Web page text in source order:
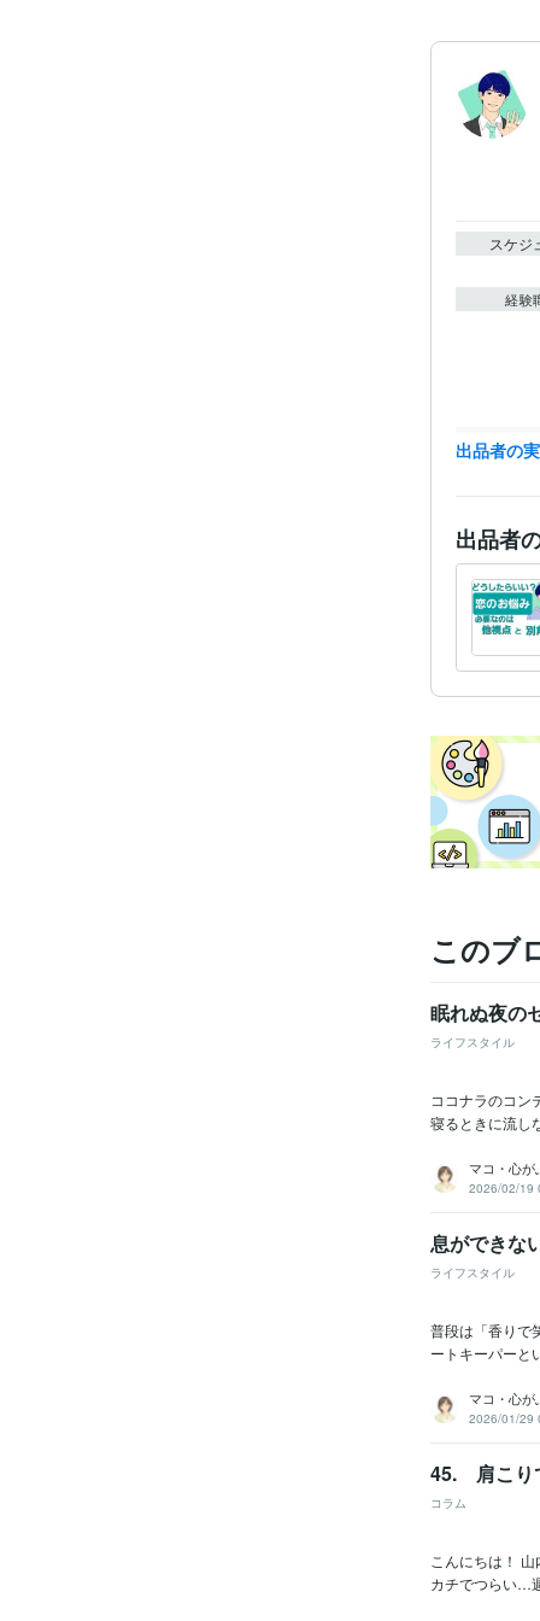
スケジ
経験
職
受
ビジネス・
ティブ
得意
学
出品者の
出品者
このブ
眠れぬ夜の
ライフスタイル
ココナラのコン
寝るときに流し
マコ・心
2026/02/19
息ができな
ライフスタイル
普段は「香りで
ートキーパーと
マコ・心
2026/01/29
45. 肩こり
コラム
こんにちは！
カチでつらい…